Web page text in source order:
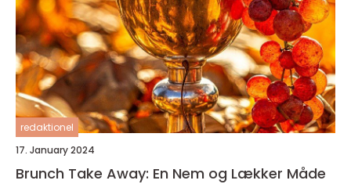
redaktionel
17. January 2024
Brunch Take Away: En Nem og Lækker Måde